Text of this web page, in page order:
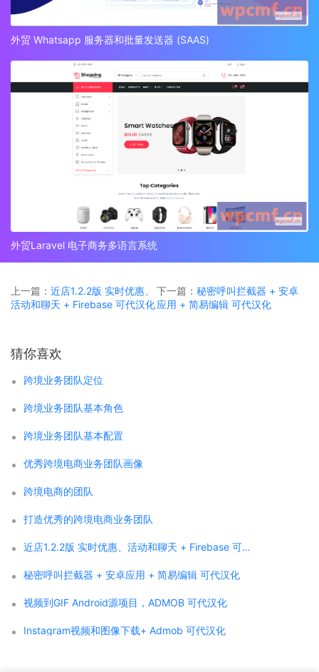
外贸 Whatsapp 服务器和批量发送器 (SAAS)
外贸Laravel 电子商务多语言系统
上一篇： 近店1.2.2版 实时优惠、
活动和聊天 + Firebase 可代汉化
下一篇： 秘密呼叫拦截器 + 安卓
应用 + 简易编辑 可代汉化
猜你喜欢
跨境业务团队定位
跨境业务团队基本角色
跨境业务团队基本配置
优秀跨境电商业务团队画像
跨境电商的团队
打造优秀的跨境电商业务团队
近店1.2.2版 实时优惠、活动和聊天 + Firebase 可代汉化
秘密呼叫拦截器 + 安卓应用 + 简易编辑 可代汉化
视频到GIF Android源项目，ADMOB 可代汉化
Instagram视频和图像下载+ Admob 可代汉化